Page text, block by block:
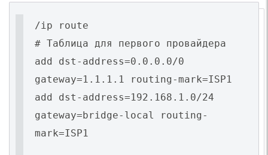
/ip route
# Таблица для первого провайдера
add dst-address=0.0.0.0/0
gateway=1.1.1.1 routing-mark=ISP1
add dst-address=192.168.1.0/24
gateway=bridge-local routing-
mark=ISP1